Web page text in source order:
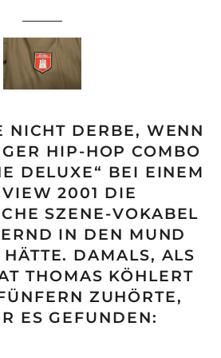
NICHT DERBE, WENN
HIP-HOP COMBO
DELUXE“ BEI EINEM
2001 DIE
SZENE-VOKABEL
IN DEN MUND
DAMALS, ALS
THOMAS KÖHLERT
ZUHÖRTE,
ES GEFUNDEN: